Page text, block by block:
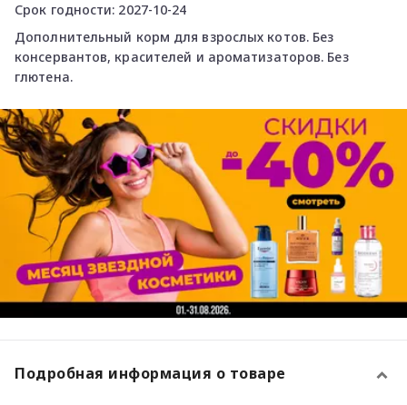
Срок годности: 2027-10-24
Дополнительный корм для взрослых котов. Без
консервантов, красителей и ароматизаторов. Без
глютена.
Подробная информация о товаре